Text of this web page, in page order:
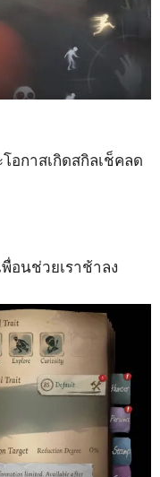
อกาสเกิดสกิลเช็คลด
อนช่วยเราช้าลง